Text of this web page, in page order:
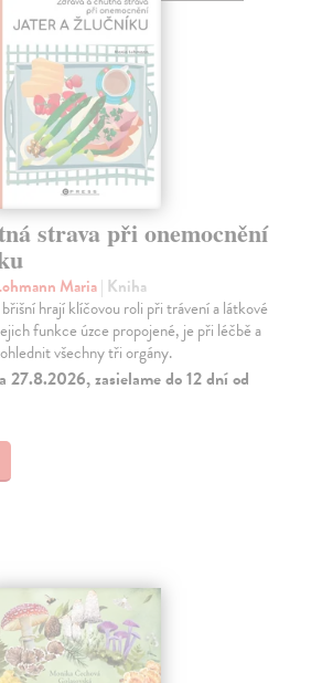
strava při onemocnění
Maria| Kniha
hrají klíčovou roli při trávení a látkové
funkce úzce propojené, je při léčbě a
všechny tři orgány.
27.8.2026, zasielame do 12 dní od